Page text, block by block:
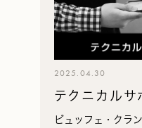
2025.04.30
テクニカルサ
ビュッフェ・クラ